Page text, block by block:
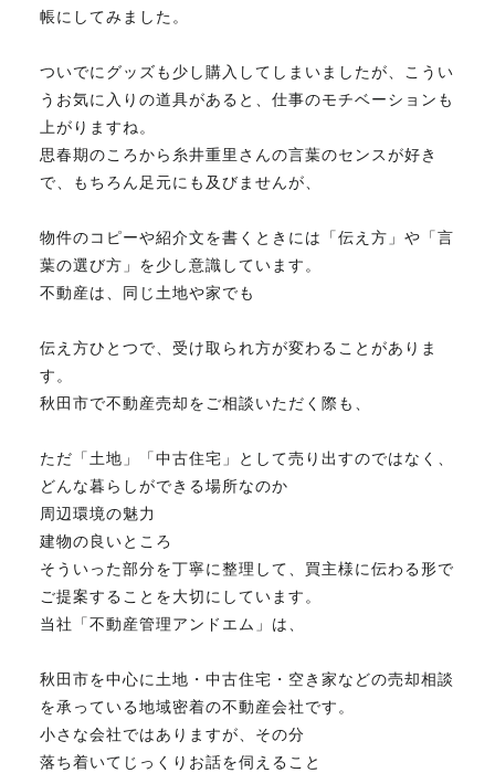
スタッフ紹介
マスターのブログ
FAX. 018-853-5781
開催日：平日9:30－17:30／
定休日：第2第4土曜日および日曜祝祭日
帳にしてみました。
ついでにグッズも少し購入してしまいましたが、こうい
うお気に入りの道具があると、仕事のモチベーションも
上がりますね。
思春期のころから糸井重里さんの言葉のセンスが好き
で、もちろん足元にも及びませんが、
物件のコピーや紹介文を書くときには「伝え方」や「言
葉の選び方」を少し意識しています。
不動産は、同じ土地や家でも
伝え方ひとつで、受け取られ方が変わることがありま
す。
秋田市で不動産売却をご相談いただく際も、
ただ「土地」「中古住宅」として売り出すのではなく、
どんな暮らしができる場所なのか
周辺環境の魅力
建物の良いところ
そういった部分を丁寧に整理して、買主様に伝わる形で
ご提案することを大切にしています。
当社「不動産管理アンドエム」は、
秋田市を中心に土地・中古住宅・空き家などの売却相談
を承っている地域密着の不動産会社です。
小さな会社ではありますが、その分
落ち着いてじっくりお話を伺えること